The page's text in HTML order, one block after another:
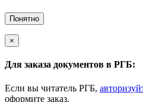
Понятно
×
Для заказа документов в РГБ:
Если вы читатель РГБ,
оформите заказ.